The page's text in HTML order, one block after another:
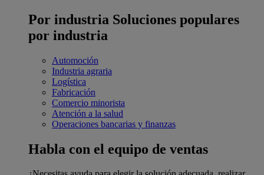
Por industria Soluciones populares
por industria
Automoción
Industria agraria
Logística
Fabricación
Comercio minorista
Atención a la salud
Operaciones bancarias y finanzas
Habla con el equipo de ventas